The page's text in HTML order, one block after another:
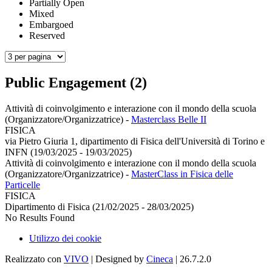
Partially Open
Mixed
Embargoed
Reserved
Public Engagement (2)
Attività di coinvolgimento e interazione con il mondo della scuola
(Organizzatore/Organizzatrice) - Masterclass Belle II
FISICA
via Pietro Giuria 1, dipartimento di Fisica dell'Università di Torino e
INFN (19/03/2025 - 19/03/2025)
Attività di coinvolgimento e interazione con il mondo della scuola
(Organizzatore/Organizzatrice) - MasterClass in Fisica delle
Particelle
FISICA
Dipartimento di Fisica (21/02/2025 - 28/03/2025)
No Results Found
Utilizzo dei cookie
Realizzato con VIVO | Designed by Cineca | 26.7.2.0